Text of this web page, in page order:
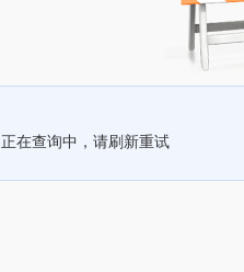
正在查询中，请刷新重试